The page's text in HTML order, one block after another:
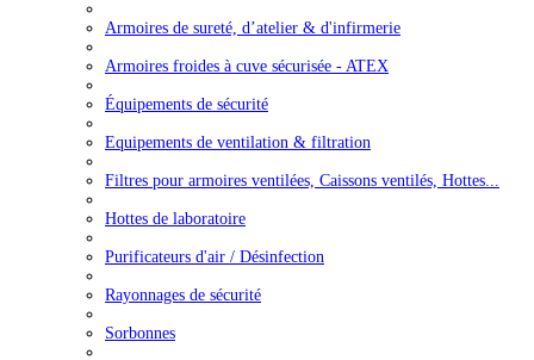
Armoires de sureté, d’atelier & d'infirmerie
Armoires froides à cuve sécurisée - ATEX
Équipements de sécurité
Equipements de ventilation & filtration
Filtres pour armoires ventilées, Caissons ventilés, Hottes...
Hottes de laboratoire
Purificateurs d'air / Désinfection
Rayonnages de sécurité
Sorbonnes